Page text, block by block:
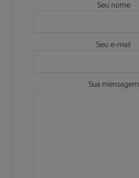
Seu nome
Seu e-mail
Sua mensagem